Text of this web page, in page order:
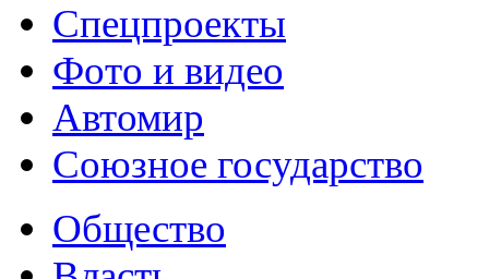
Спецпроекты
Фото и видео
Автомир
Союзное государство
Общество